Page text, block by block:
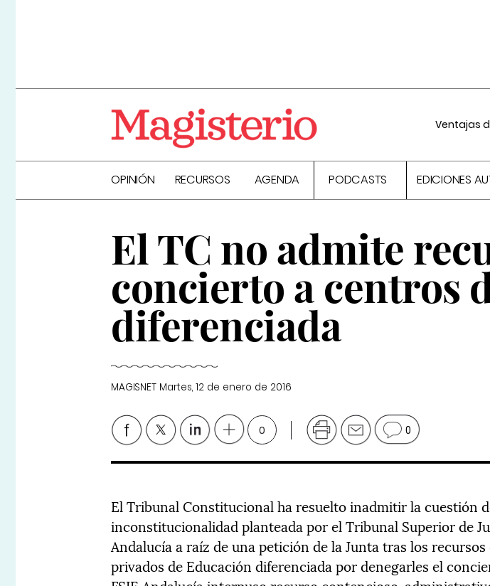
Ventajas
OPINIÓN RECURSOS AGENDA PODCASTS EDICIONES
El TC no admite
concierto a centros
diferenciada
MAGISNET Martes, 12 de enero de 2016
0 0
El Tribunal Constitucional ha resuelto inadmitir la cuestión
inconstitucionalidad planteada por el Tribunal Superior de
Andalucía a raíz de una petición de la Junta tras los
privados de Educación diferenciada por denegarles el